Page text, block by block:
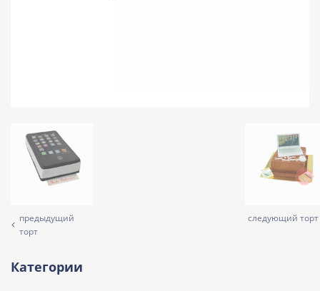
предыдущий
торт
следующий торт
Категории